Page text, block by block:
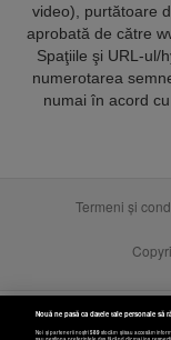
video), purtătoare
aprobată de către
Spaţiile şi URL-ul/
numerotarea
numai în acord
Termeni și
Nouă ne pasă ca datele tale personale să
Noi și partenerii noștri589stocăm și/sau accesăm
sau gestiona preferințele dvs. făcând clic mai jos,